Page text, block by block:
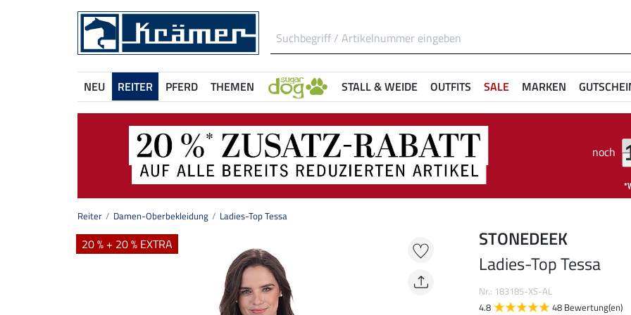
NEU REITER PFERD THEMEN STALL & WEIDE OUTFITS SALE MARKEN
noch
Reiter Damen-Oberbekleidung Ladies-Top Tessa
20 % + 20 % EXTRA
STONEDEEK
Ladies-Top Tessa
Nr.: 183185-XS-AL
4.8
48 Bewertung(en)